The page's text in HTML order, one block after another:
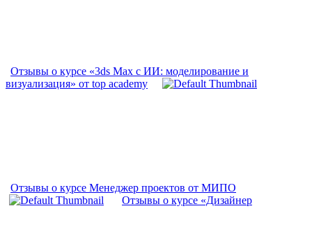
Отзывы о курсе «3ds Max с ИИ: моделирование и
визуализация» от top academy
Отзывы о курсе Менеджер проектов от МИПО
Отзывы о курсе «Дизайнер